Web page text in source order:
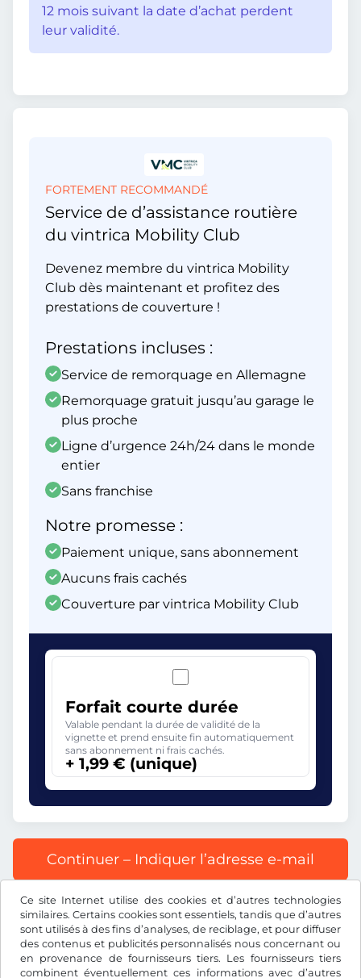
Ce site Internet utilise des cookies et d’autres technologies
similaires. Certains cookies sont essentiels, tandis que d’autres
sont utilisés à des fins d’analyses, de reciblage, et pour diffuser
des contenus et publicités personnalisés nous concernant ou
en provenance de fournisseurs tiers. Les fournisseurs tiers
combinent éventuellement ces informations avec d’autres
12 mois suivant la date d’achat perdent
leur validité.
FORTEMENT RECOMMANDÉ
Service de d’assistance routière
du vintrica Mobility Club
Devenez membre du vintrica Mobility
Club dès maintenant et profitez des
prestations de couverture !
Prestations incluses :
Service de remorquage en Allemagne
Remorquage gratuit jusqu’au garage le
plus proche
Ligne d’urgence 24h/24 dans le monde
entier
Sans franchise
Notre promesse :
Paiement unique, sans abonnement
Aucuns frais cachés
Couverture par vintrica Mobility Club
Forfait courte durée
Valable pendant la durée de validité de la
vignette et prend ensuite fin automatiquement
sans abonnement ni frais cachés.
+ 1,99 € (unique)
Continuer – Indiquer l’adresse e-mail
Tous les prix s’entendent TVA incluse.